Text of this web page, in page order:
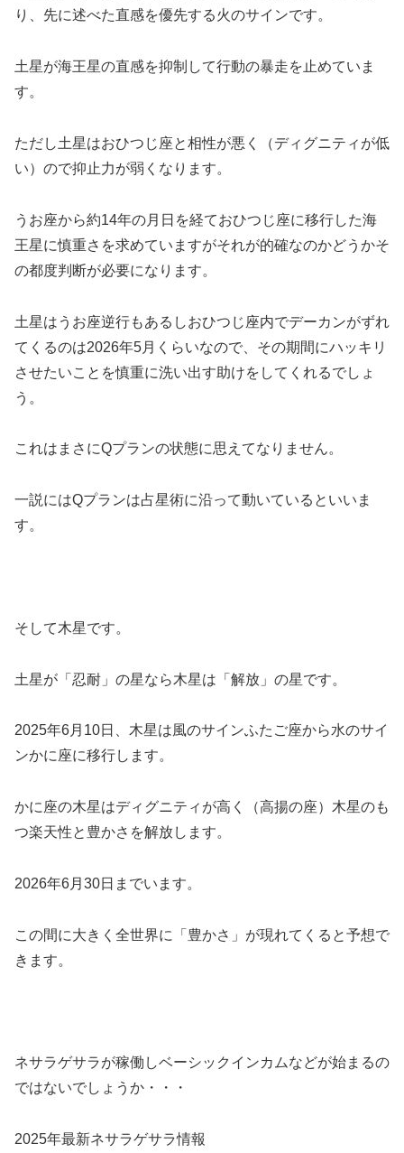
り、先に述べた直感を優先する火のサインです。
土星が海王星の直感を抑制して行動の暴走を止めていま
す。
ただし土星はおひつじ座と相性が悪く（ディグニティが低
い）ので抑止力が弱くなります。
うお座から約14年の月日を経ておひつじ座に移行した海
王星に慎重さを求めていますがそれが的確なのかどうかそ
の都度判断が必要になります。
土星はうお座逆行もあるしおひつじ座内でデーカンがずれ
てくるのは2026年5月くらいなので、その期間にハッキリ
させたいことを慎重に洗い出す助けをしてくれるでしょ
う。
これはまさにQプランの状態に思えてなりません。
一説にはQプランは占星術に沿って動いているといいま
す。
そして木星です。
土星が「忍耐」の星なら木星は「解放」の星です。
2025年6月10日、木星は風のサインふたご座から水のサイ
ンかに座に移行します。
かに座の木星はディグニティが高く（高揚の座）木星のも
つ楽天性と豊かさを解放します。
2026年6月30日までいます。
この間に大きく全世界に「豊かさ」が現れてくると予想で
きます。
ネサラゲサラが稼働しベーシックインカムなどが始まるの
ではないでしょうか・・・
2025年最新ネサラゲサラ情報